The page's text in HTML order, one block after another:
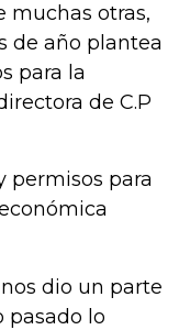
muchas otras,
de año plantea
para la
de C.P
permisos para
dio un parte
pasado lo